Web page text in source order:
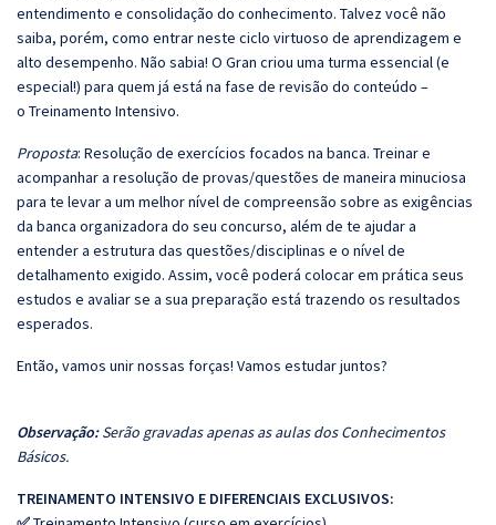
entendimento e consolidação do conhecimento. Talvez você não
saiba, porém, como entrar neste ciclo virtuoso de aprendizagem e
alto desempenho. Não sabia! O Gran criou uma turma essencial (e
especial!) para quem já está na fase de revisão do conteúdo –
o Treinamento Intensivo.
Proposta: Resolução de exercícios focados na banca. Treinar e
acompanhar a resolução de provas/questões de maneira minuciosa
para te levar a um melhor nível de compreensão sobre as exigências
da banca organizadora do seu concurso, além de te ajudar a
entender a estrutura das questões/disciplinas e o nível de
detalhamento exigido. Assim, você poderá colocar em prática seus
estudos e avaliar se a sua preparação está trazendo os resultados
esperados.
Então, vamos unir nossas forças! Vamos estudar juntos?
Observação:Serão gravadas apenas as aulas dos Conhecimentos
Básicos.
TREINAMENTO INTENSIVO E DIFERENCIAIS EXCLUSIVOS: